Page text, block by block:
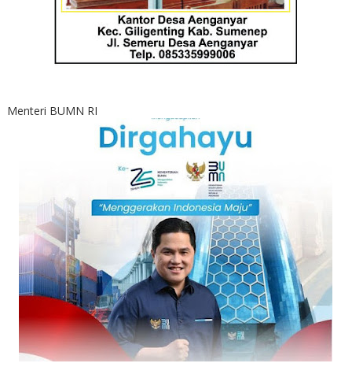
Menteri BUMN RI